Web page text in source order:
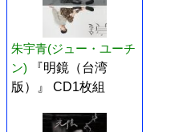
朱宇青(ジュー・ユーチ
ン)
『明鏡（台湾
版）』 CD1枚組